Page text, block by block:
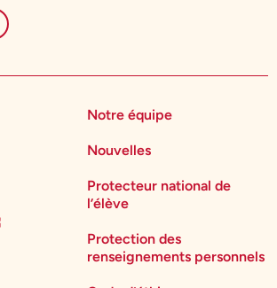
Notre équipe
Nouvelles
Protecteur national de
l’élève
Protection des
renseignements personnels